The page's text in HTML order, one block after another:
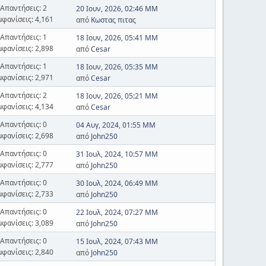
Απαντήσεις: 2
4,161
20 Ιουν, 2026, 02:46 ΜΜ
από Κωστας πιτας
Απαντήσεις: 1
2,898
18 Ιουν, 2026, 05:41 ΜΜ
απόCesar
Απαντήσεις: 1
2,971
18 Ιουν, 2026, 05:35 ΜΜ
απόCesar
Απαντήσεις: 2
4,134
18 Ιουν, 2026, 05:21 ΜΜ
απόCesar
Απαντήσεις: 0
2,698
04 Αυγ, 2024, 01:55 ΜΜ
από John250
Απαντήσεις: 0
2,777
31 Ιουλ, 2024, 10:57 ΜΜ
από John250
Απαντήσεις: 0
2,733
30 Ιουλ, 2024, 06:49 ΜΜ
από John250
Απαντήσεις: 0
3,089
22 Ιουλ, 2024, 07:27 ΜΜ
από John250
Απαντήσεις: 0
2,840
15 Ιουλ, 2024, 07:43 ΜΜ
από John250